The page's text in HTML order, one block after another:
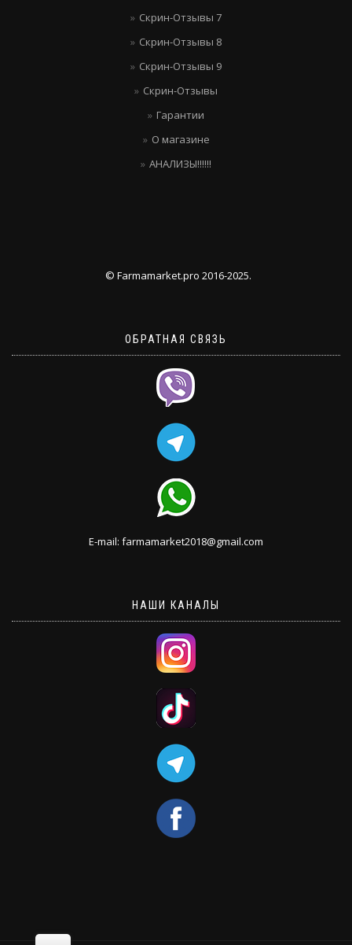
Скрин-Отзывы 7
Скрин-Отзывы 8
Скрин-Отзывы 9
Скрин-Отзывы
Гарантии
О магазине
АНАЛИЗЫ!!!!!!
© Farmamarket.pro 2016-2025.
ОБРАТНАЯ СВЯЗЬ
E-mail: farmamarket2018@gmail.com
НАШИ КАНАЛЫ